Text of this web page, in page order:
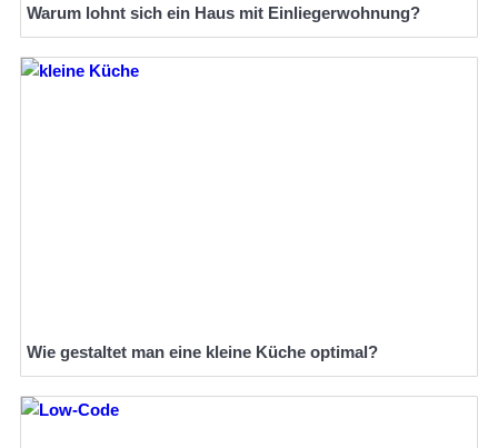
Warum lohnt sich ein Haus mit Einliegerwohnung?
Wie gestaltet man eine kleine Küche optimal?